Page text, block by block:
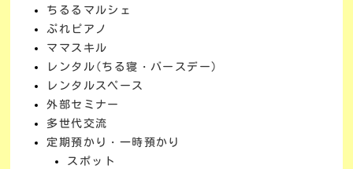
ちるるマルシェ
ぷれピアノ
ママスキル
レンタル(ちる寝・バースデー)
レンタルスペース
外部セミナー
多世代交流
定期預かり・一時預かり
スポット